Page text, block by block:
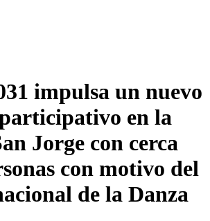
impulsa un nuevo
en la
Jorge con cerca
con motivo del
de la Danza